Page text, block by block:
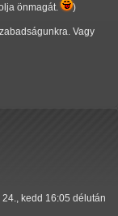
önmagát.
)
Vagy
24., kedd 16:05 délután